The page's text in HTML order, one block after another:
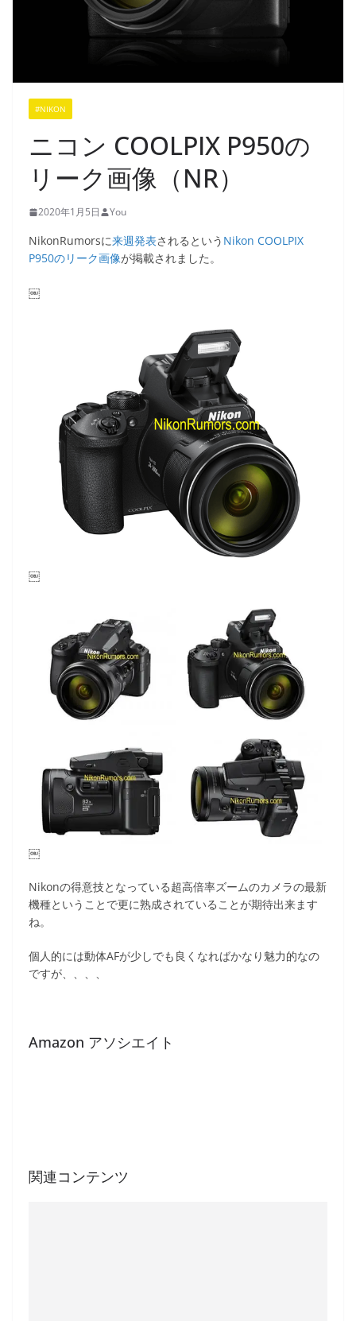
#NIKON
ニコン COOLPIX P950の
リーク画像（NR）
2020年1月5日 You
NikonRumorsに来週発表されるという Nikon COOLPIX
P950のリーク画像が掲載されました。
￼
￼
￼
Nikonの得意技となっている超高倍率ズームのカメラの最新
機種ということで更に熟成されていることが期待出来ます
ね。
個人的には動体AFが少しでも良くなればかなり魅力的なの
ですが、、、、
Amazon アソシエイト
関連コンテンツ